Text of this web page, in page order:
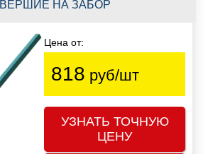
НА ЗАБОР
Цена от:
818 руб/шт
УЗНАТЬ ТОЧНУЮ
ЦЕНУ